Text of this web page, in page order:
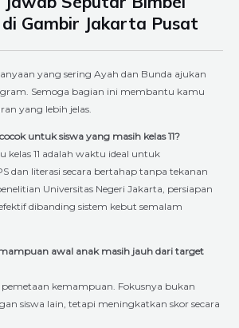
Gambir Jakarta Pusat
yang sering Ayah dan Bunda ajukan
Semoga bagian ini membantu kamu
yang lebih jelas.
untuk siswa yang masih kelas 11?
kelas 11 adalah waktu ideal untuk
dan literasi secara bertahap tanpa tekanan
Universitas Negeri Jakarta, persiapan
dibanding sistem kebut semalam
awal anak masih jauh dari target
kemampuan. Fokusnya bukan
siswa lain, tetapi meningkatkan skor secara